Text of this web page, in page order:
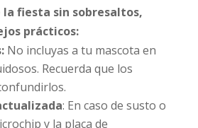
fiesta sin sobresaltos,
prácticos:
No incluyas a tu mascota en
Recuerda que los
: En caso de susto o
y la placa de